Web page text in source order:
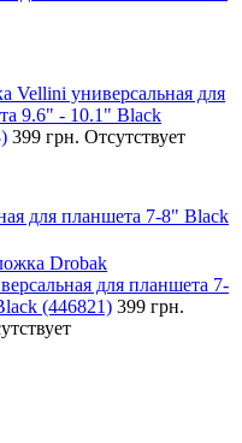
Vellini универсальная для
9.6" - 10.1" Black
399 грн. Отсутствует
для планшета 7-8" Black
Drobak
для планшета 7-
(446821) 399 грн.